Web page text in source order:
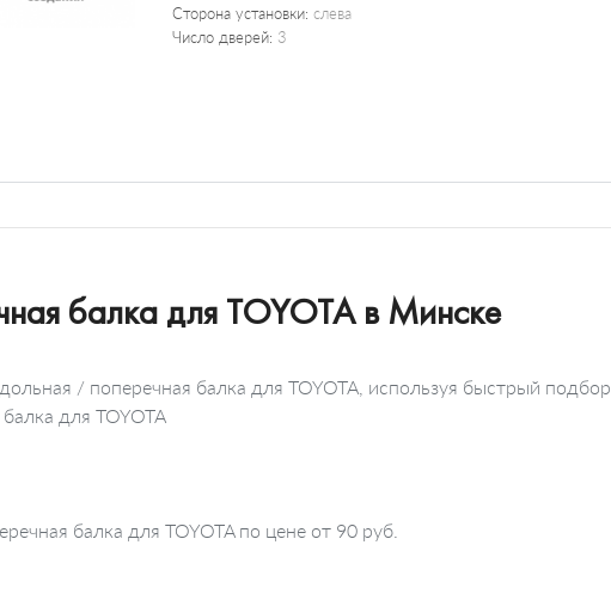
Сторона установки: слева
Число дверей: 3
балка для TOYOTA в Минске
/ поперечная балка для TOYOTA, используя быстрый подбор.
для TOYOTA
балка для TOYOTA по цене от 90 руб.